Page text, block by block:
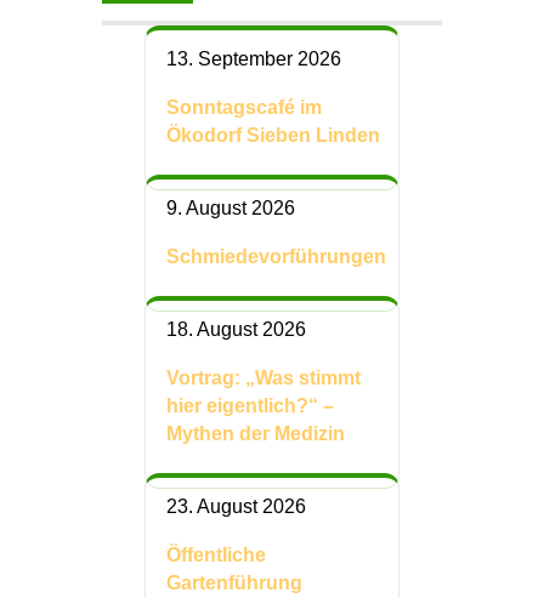
13. September 2026
Sonntagscafé im
Ökodorf Sieben Linden
9. August 2026
Schmiedevorführungen
18. August 2026
Vortrag: „Was stimmt
hier eigentlich?“ –
Mythen der Medizin
23. August 2026
Öffentliche
Gartenführung